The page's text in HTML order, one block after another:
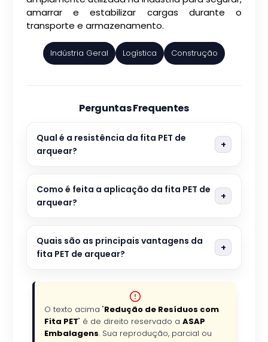
amarrar e estabilizar cargas durante o
transporte e armazenamento.
Indústria Geral Logística Construção
Perguntas Frequentes
Qual é a resistência da fita PET de
arquear?
Como é feita a aplicação da fita PET de
arquear?
Quais são as principais vantagens da
fita PET de arquear?
O texto acima "Redução de Resíduos com
Fita PET" é de direito reservado a ASAP
Embalagens. Sua reprodução, parcial ou